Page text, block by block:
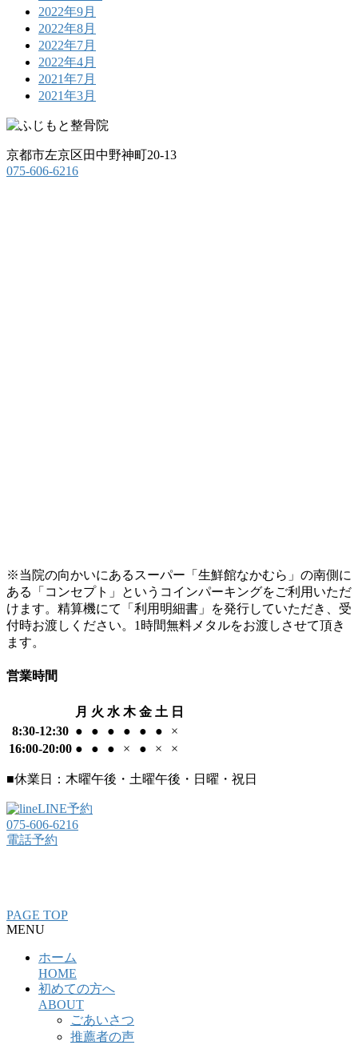
2022年9月
2022年8月
2022年7月
2022年4月
2021年7月
2021年3月
京都市左京区田中野神町20-13
075-606-6216
※当院の向かいにあるスーパー「生鮮館なかむら」の南側に
ある「コンセプト」というコインパーキングをご利用いただ
けます。精算機にて「利用明細書」を発行していただき、受
付時お渡しください。1時間無料メタルをお渡しさせて頂き
ます。
営業時間
月 火 水 木 金 土 日
8:30-12:30 ● ● ● ● ● ●
×
16:00-20:00 ● ● ● × ● × ×
■休業日：木曜午後・土曜午後・日曜・祝日
LINE予約
075-606-6216
電話予約
PAGE TOP
MENU
ホーム
HOME
初めての方へ
ABOUT
ごあいさつ
推薦者の声